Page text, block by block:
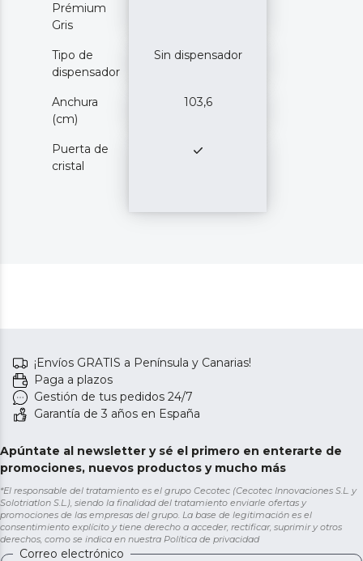
Prémium
Gris
Tipo de
dispensador
Sin dispensador
Anchura
(cm)
103,6
Puerta de
cristal
¡Envíos GRATIS a Península y Canarias!
Paga a plazos
Gestión de tus pedidos 24/7
Garantía de 3 años en España
Apúntate al newsletter y sé el primero en enterarte de
promociones, nuevos productos y mucho más
*El responsable del tratamiento es el grupo Cecotec (Cecotec Innovaciones S.L. y
Solotriatlon S.L.), siendo la finalidad del tratamiento enviarle ofertas y
promociones de las empresas del grupo. La base de legitimación es el
consentimiento explícito y tiene derecho a acceder, rectificar, suprimir y otros
derechos, como se indica en nuestra Política de privacidad
Correo electrónico